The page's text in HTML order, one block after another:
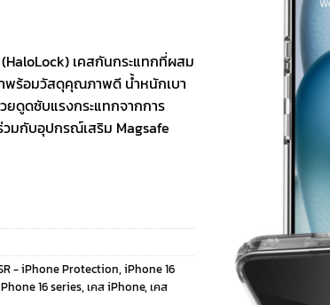
เคสกันกระแทกที่ผสม
พร้อมวัสดุคุณภาพดี น้ำหนักเบา
ยดูดซับแรงกระแทกจากการ
วมกับอุปกรณ์เสริม Magsafe
- iPhone Protection, iPhone 16
16 series, เคส iPhone, เคส